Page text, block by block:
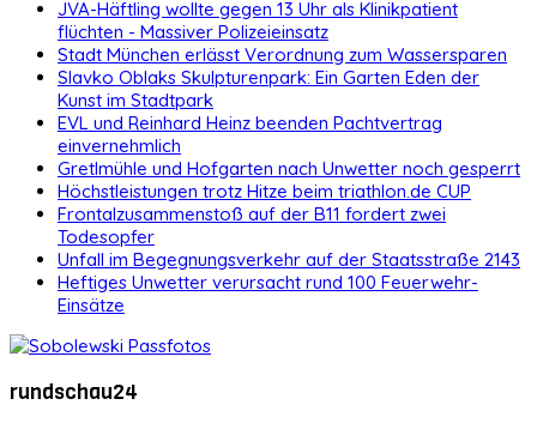
JVA-Häftling wollte gegen 13 Uhr als Klinikpatient
flüchten - Massiver Polizeieinsatz
Stadt München erlässt Verordnung zum Wassersparen
Slavko Oblaks Skulpturenpark: Ein Garten Eden der
Kunst im Stadtpark
EVL und Reinhard Heinz beenden Pachtvertrag
einvernehmlich
Gretlmühle und Hofgarten nach Unwetter noch gesperrt
Höchstleistungen trotz Hitze beim triathlon.de CUP
Frontalzusammenstoß auf der B11 fordert zwei
Todesopfer
Unfall im Begegnungsverkehr auf der Staatsstraße 2143
Heftiges Unwetter verursacht rund 100 Feuerwehr-
Einsätze
rundschau24